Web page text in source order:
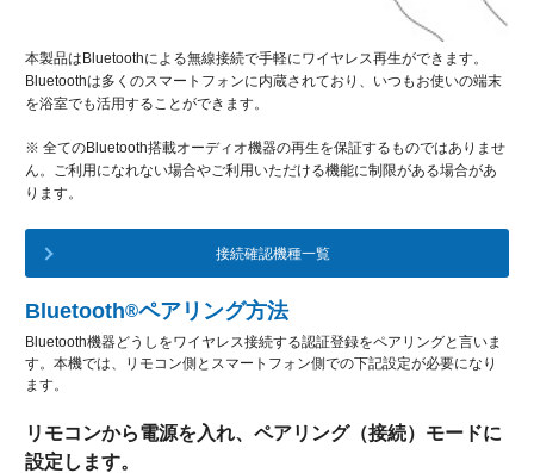
本製品はBluetoothによる無線接続で手軽にワイヤレス再生ができます。
Bluetoothは多くのスマートフォンに内蔵されており、いつもお使いの端末
を浴室でも活用することができます。
※ 全てのBluetooth搭載オーディオ機器の再生を保証するものではありませ
ん。ご利用になれない場合やご利用いただける機能に制限がある場合があ
ります。
接続確認機種一覧
Bluetooth®ペアリング方法
Bluetooth機器どうしをワイヤレス接続する認証登録をペアリングと言いま
す。本機では、リモコン側とスマートフォン側での下記設定が必要になり
ます。
リモコンから電源を入れ、ペアリング（接続）モードに
設定します。